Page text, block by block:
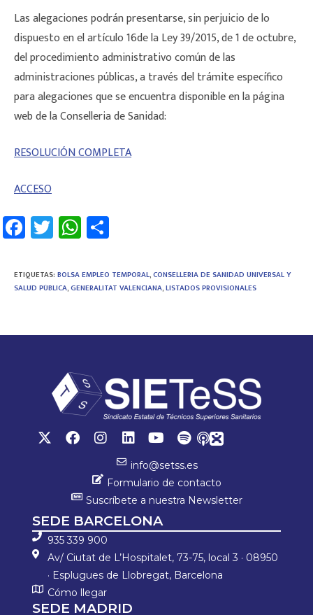
Las alegaciones podrán presentarse, sin perjuicio de lo
dispuesto en el artículo 16de la Ley 39/2015, de 1 de octubre,
del procedimiento administrativo común de las
administraciones públicas, a través del trámite específico
para alegaciones que se encuentra disponible en la página
web de la Conselleria de Sanidad:
RESOLUCIÓN COMPLETA
ACCESO
Fa
ce
b
o
T
wi
tt
er
W
h
at
sA
p
m
p
tir
ETIQUETAS: BOLSA EMPLEO TEMPORAL,CONSELLERIA DE SANIDAD UNIVERSAL Y
SALUD PÚBLICA,GENERALITAT VALENCIANA,LISTADOS PROVISIONALES
info@setss.es
Formulario de contacto
Suscríbete a nuestra Newsletter
SEDE BARCELONA
935 339 900
Av/ Ciutat de L’Hospitalet, 73-75, local 3 · 08950
· Esplugues de Llobregat, Barcelona
Cómo llegar
SEDE MADRID